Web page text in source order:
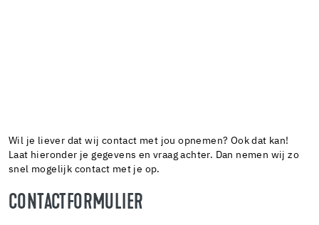
Wil je liever dat wij contact met jou opnemen? Ook dat kan!
Laat hieronder je gegevens en vraag achter. Dan nemen wij zo
snel mogelijk contact met je op.
CONTACTFORMULIER